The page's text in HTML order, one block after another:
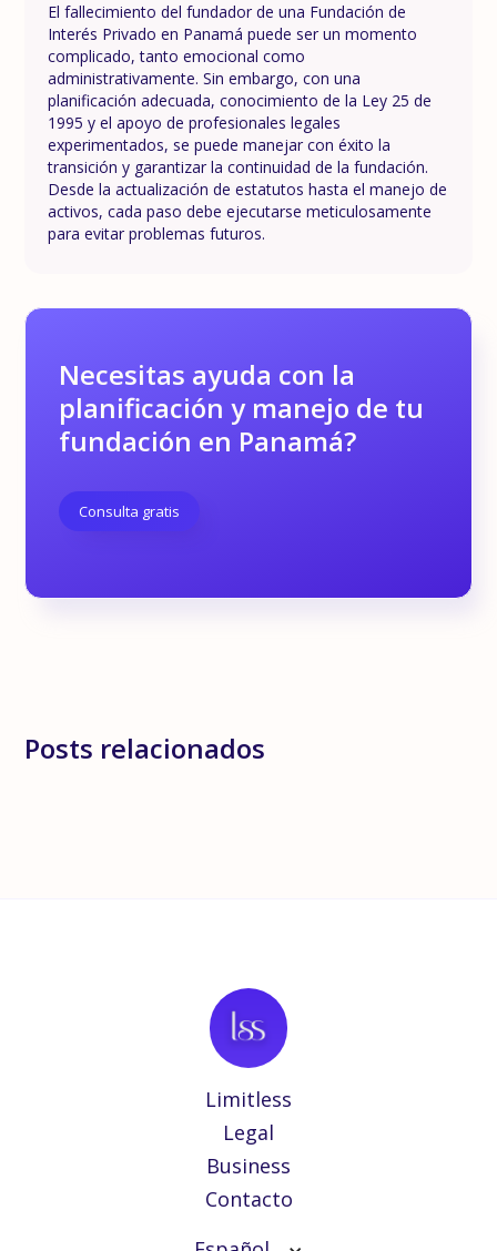
El fallecimiento del fundador de una Fundación de
Interés Privado en Panamá puede ser un momento
complicado, tanto emocional como
administrativamente. Sin embargo, con una
planificación adecuada, conocimiento de la Ley 25 de
1995 y el apoyo de profesionales legales
experimentados, se puede manejar con éxito la
transición y garantizar la continuidad de la fundación.
Desde la actualización de estatutos hasta el manejo de
activos, cada paso debe ejecutarse meticulosamente
para evitar problemas futuros.
Necesitas ayuda con la
planificación y manejo de tu
fundación en Panamá?
Consulta gratis
Posts relacionados
Limitless
Legal
Business
Contacto